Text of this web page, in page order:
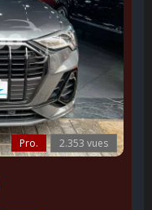
Pro. 2.353 vues